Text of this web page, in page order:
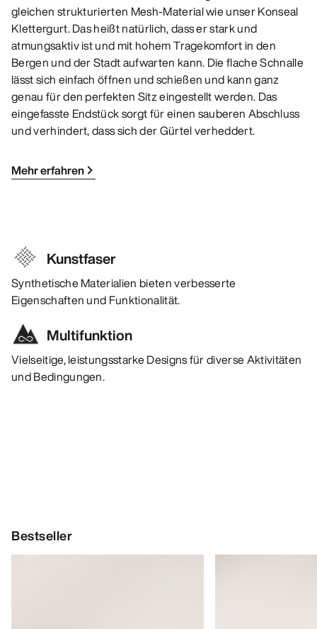
gleichen strukturierten Mesh-Material wie unser Konseal
Klettergurt. Das heißt natürlich, dass er stark und
atmungsaktiv ist und mit hohem Tragekomfort in den
Bergen und der Stadt aufwarten kann. Die flache Schnalle
lässt sich einfach öffnen und schießen und kann ganz
genau für den perfekten Sitz eingestellt werden. Das
eingefasste Endstück sorgt für einen sauberen Abschluss
und verhindert, dass sich der Gürtel verheddert.
Mehr erfahren
Kunstfaser
Synthetische Materialien bieten verbesserte
Eigenschaften und Funktionalität.
Multifunktion
Vielseitige, leistungsstarke Designs für diverse Aktivitäten
und Bedingungen.
Bestseller